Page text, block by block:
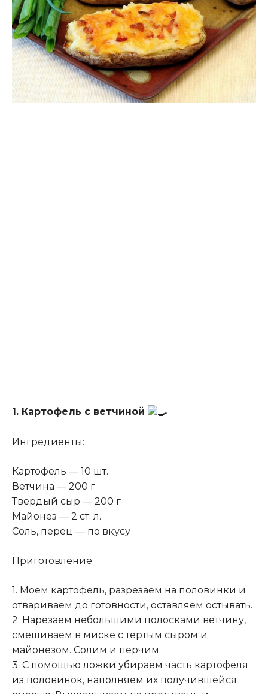
1. Картофель с ветчиной
Ингредиенты:
Картофель — 10 шт.
Ветчина — 200 г
Твердый сыр — 200 г
Майонез — 2 ст. л.
Соль, перец — по вкусу
Приготовление:
1. Моем картофель, разрезаем на половинки и
отвариваем до готовности, оставляем остывать.
2. Нарезаем небольшими полосками ветчину,
смешиваем в миске с тертым сыром и
майонезом. Солим и перчим.
3. С помощью ложки убираем часть картофеля
из половинок, наполняем их получившейся